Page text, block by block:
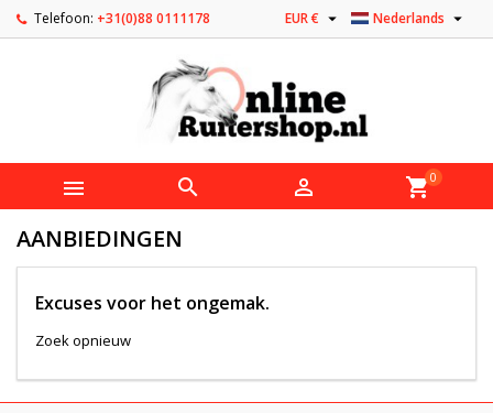
Telefoon: +31(0)88 0111178 Nederlands 
EUR € 
   shopping_cart0
AANBIEDINGEN
Excuses voor het ongemak.
Zoek opnieuw